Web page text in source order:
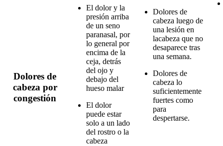
Dolores de
cabeza luego de
una lesión en
lacabeza que no
desaparece tras
una semana.
Dolores de
cabeza lo
suficientemente
fuertes como
para
despertarse.
Dolores de
cabeza por
congestión
El dolor y la
presión arriba
de un seno
paranasal, por
lo general por
encima de la
ceja, detrás
del ojo y
debajo del
hueso malar
El dolor
puede estar
solo a un lado
del rostro o la
cabeza